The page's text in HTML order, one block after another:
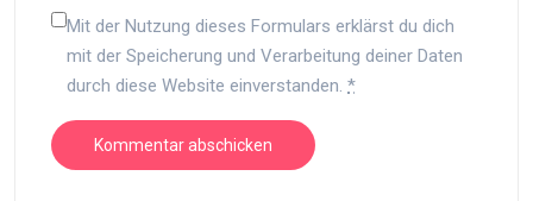
Mit der Nutzung dieses Formulars erklärst du dich
mit der Speicherung und Verarbeitung deiner Daten
durch diese Website einverstanden. *